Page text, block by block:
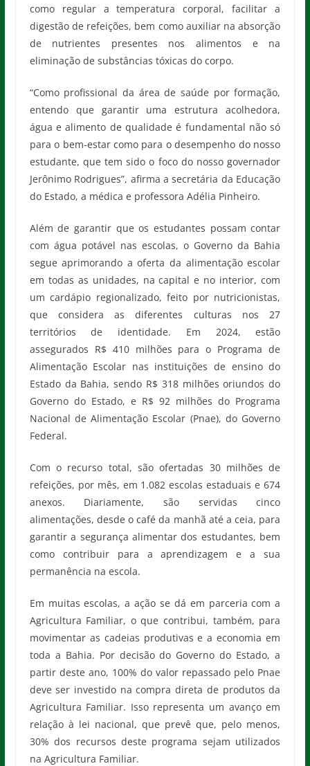
como regular a temperatura corporal, facilitar a
digestão de refeições, bem como auxiliar na absorção
de nutrientes presentes nos alimentos e na
eliminação de substâncias tóxicas do corpo.
“Como profissional da área de saúde por formação,
entendo que garantir uma estrutura acolhedora,
água e alimento de qualidade é fundamental não só
para o bem-estar como para o desempenho do nosso
estudante, que tem sido o foco do nosso governador
Jerônimo Rodrigues”, afirma a secretária da Educação
do Estado, a médica e professora Adélia Pinheiro.
Além de garantir que os estudantes possam contar
com água potável nas escolas, o Governo da Bahia
segue aprimorando a oferta da alimentação escolar
em todas as unidades, na capital e no interior, com
um cardápio regionalizado, feito por nutricionistas,
que considera as diferentes culturas nos 27
territórios de identidade. Em 2024, estão
assegurados R$ 410 milhões para o Programa de
Alimentação Escolar nas instituições de ensino do
Estado da Bahia, sendo R$ 318 milhões oriundos do
Governo do Estado, e R$ 92 milhões do Programa
Nacional de Alimentação Escolar (Pnae), do Governo
Federal.
Com o recurso total, são ofertadas 30 milhões de
refeições, por mês, em 1.082 escolas estaduais e 674
anexos. Diariamente, são servidas cinco
alimentações, desde o café da manhã até a ceia, para
garantir a segurança alimentar dos estudantes, bem
como contribuir para a aprendizagem e a sua
permanência na escola.
Em muitas escolas, a ação se dá em parceria com a
Agricultura Familiar, o que contribui, também, para
movimentar as cadeias produtivas e a economia em
toda a Bahia. Por decisão do Governo do Estado, a
partir deste ano, 100% do valor repassado pelo Pnae
deve ser investido na compra direta de produtos da
Agricultura Familiar. Isso representa um avanço em
relação à lei nacional, que prevê que, pelo menos,
30% dos recursos deste programa sejam utilizados
na Agricultura Familiar.